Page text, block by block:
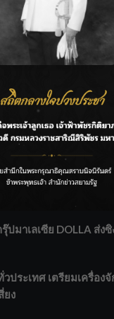
ชน ติดตามแก้ปัญหาโคร
เชื่อชวนคิด! “อยากกินอ
นั้นไว้ตอนยังมีชีวิต”
งค์ฯ ติดตามโครงการหุ
คงน้ำเพชรบุรี
ปมาเลเซีย DOLLA ส่ง
ประเทศ เตรียมเครื่อง
ยง